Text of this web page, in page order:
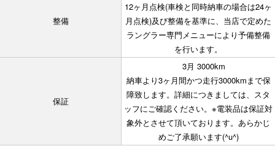
整備
12ヶ月点検(車検と同時納車の場合は24ヶ
月点検)及び整備を基準に、当店で定めた
ラングラー専門メニューにより予備整備
を行います。
保証
3月 3000km
納車より3ヶ月間かつ走行3000kmまで保
障致します。詳細につきましては、スタ
ッフにご確認ください。※電装品は保証対
象外とさせて頂いております。あらかじ
めご了承願います(^u^)